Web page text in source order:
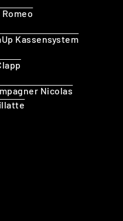
Kassensystem
Nicolas